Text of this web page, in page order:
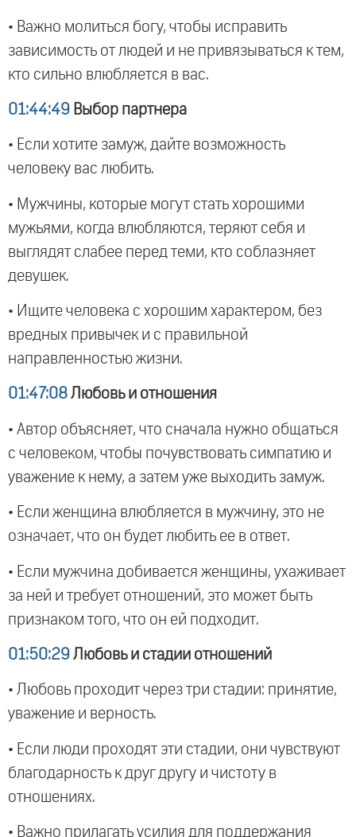
• Важно молиться богу, чтобы исправить
зависимость от людей и не привязываться к тем,
кто сильно влюбляется в вас.
01:44:49 Выбор партнера
• Если хотите замуж, дайте возможность
человеку вас любить.
• Мужчины, которые могут стать хорошими
мужьями, когда влюбляются, теряют себя и
выглядят слабее перед теми, кто соблазняет
девушек.
• Ищите человека с хорошим характером, без
вредных привычек и с правильной
направленностью жизни.
01:47:08 Любовь и отношения
• Автор объясняет, что сначала нужно общаться
с человеком, чтобы почувствовать симпатию и
уважение к нему, а затем уже выходить замуж.
• Если женщина влюбляется в мужчину, это не
означает, что он будет любить ее в ответ.
• Если мужчина добивается женщины, ухаживает
за ней и требует отношений, это может быть
признаком того, что он ей подходит.
01:50:29 Любовь и стадии отношений
• Любовь проходит через три стадии: принятие,
уважение и верность.
• Если люди проходят эти стадии, они чувствуют
благодарность к друг другу и чистоту в
отношениях.
• Важно прилагать усилия для поддержания